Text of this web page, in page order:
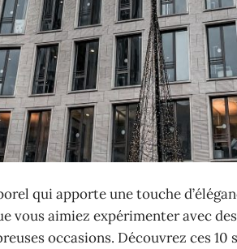
qui apporte une touche
vous aimiez expérimenter avec
occasions. Découvrez ces